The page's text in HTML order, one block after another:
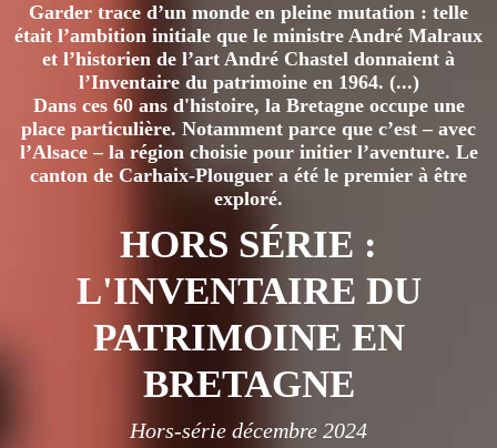
Garder trace d’un monde en pleine mutation : telle
était l’ambition initiale que le ministre André Malraux
et l’historien de l’art André Chastel donnaient à
l’Inventaire du patrimoine en 1964. (...)
Dans ces 60 ans d'histoire, la Bretagne occupe une
place particulière. Notamment parce que c’est – avec
l’Alsace – la région choisie pour initier l’aventure. Le
canton de Carhaix-Plouguer a été le premier à être
exploré.
HORS SÉRIE :
L'INVENTAIRE DU
PATRIMOINE EN
BRETAGNE
Hors-série décembre 2024